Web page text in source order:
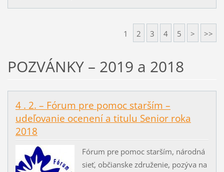
1 2 3 4 5 > >>
POZVÁNKY – 2019 a 2018
4 . 2. – Fórum pre pomoc starším –
udeľovanie ocenení a titulu Senior roka
2018
Fórum pre pomoc starším, národná
sieť, občianske združenie, pozýva na